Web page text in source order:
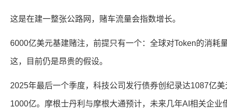
这是在建一整张公路网，赌车流量会指数增长。
6000亿美元基建赌注，前提只有一个：全球对Token的消耗
这，目前仍是昂贵的假设。
2025年最后一个季度，科技公司发行债券创纪录达1087亿
1000亿。摩根士丹利与摩根大通预计，未来几年AI相关企业